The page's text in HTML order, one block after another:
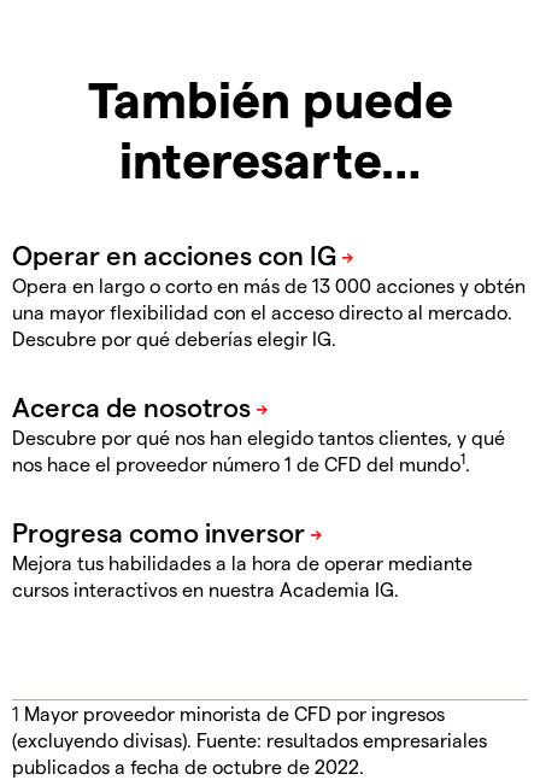
También puede
interesarte…
Opera en largo o corto en más de 13 000 acciones y obtén
una mayor flexibilidad con el acceso directo al mercado.
Descubre por qué deberías elegir IG.
Descubre por qué nos han elegido tantos clientes, y qué
nos hace el proveedor número 1 de CFD del mundo1.
Mejora tus habilidades a la hora de operar mediante
cursos interactivos en nuestra Academia IG.
1 Mayor proveedor minorista de CFD por ingresos
(excluyendo divisas). Fuente: resultados empresariales
publicados a fecha de octubre de 2022.